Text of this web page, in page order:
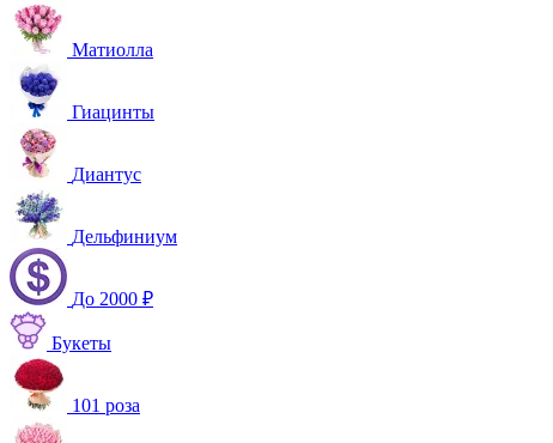
Матиолла
Гиацинты
Диантус
Дельфиниум
До 2000 ₽
Букеты
101 роза